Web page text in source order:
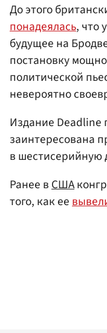
До этого
понадеялась, что
будущее на
постановку
политической
невероятно
Издание Deadline
заинтересована
в шестисерийную
Ранее вСША
того, как ее